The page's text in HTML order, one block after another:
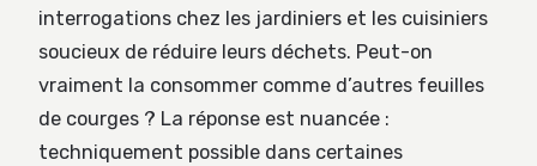
interrogations chez les jardiniers et les cuisiniers
soucieux de réduire leurs déchets. Peut-on
vraiment la consommer comme d’autres feuilles
de courges ? La réponse est nuancée :
techniquement possible dans certaines